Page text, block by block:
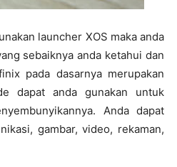
launcher XOS maka anda
sebaiknya anda ketahui dan
pada dasarnya merupakan
dapat anda gunakan untuk
Anda dapat
gambar, video, rekaman,